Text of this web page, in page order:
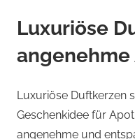
Luxuriöse
Luxuriöse Duftkerzen
Geschenkidee für
angenehme und